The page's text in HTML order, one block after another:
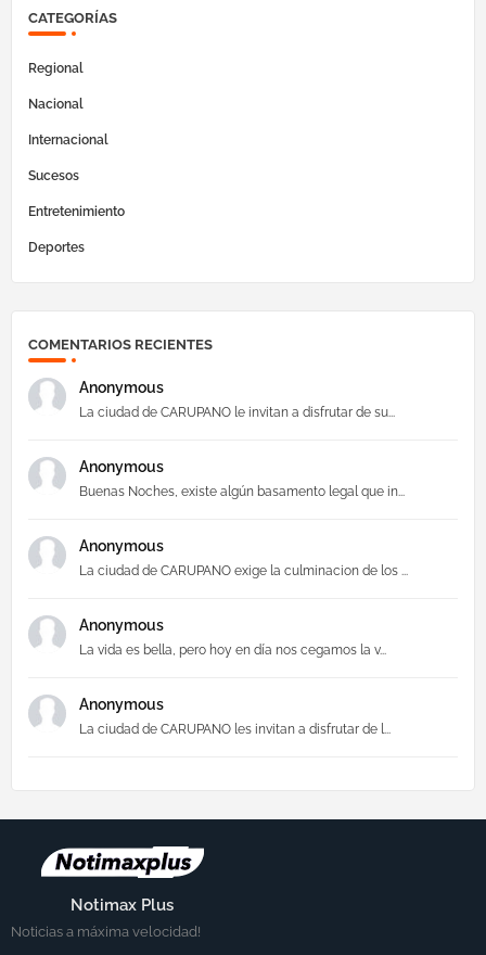
CATEGORÍAS
Regional
Nacional
Internacional
Sucesos
Entretenimiento
Deportes
COMENTARIOS RECIENTES
Anonymous
La ciudad de CARUPANO le invitan a disfrutar de su...
Anonymous
Buenas Noches, existe algún basamento legal que in...
Anonymous
La ciudad de CARUPANO exige la culminacion de los ...
Anonymous
La vida es bella, pero hoy en día nos cegamos la v...
Anonymous
La ciudad de CARUPANO les invitan a disfrutar de l...
Notimax Plus
Noticias a máxima velocidad!